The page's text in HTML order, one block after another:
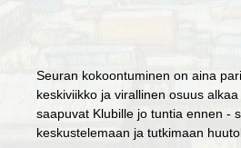
Seuran kokoontuminen on aina
keskiviikko ja virallinen osuus
saapuvat Klubille jo tuntia ennen -
keskustelemaan ja tutkimaan